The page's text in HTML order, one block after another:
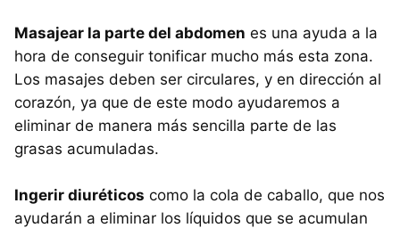
Masajear la parte del abdomen es una ayuda a la
hora de conseguir tonificar mucho más esta zona.
Los masajes deben ser circulares, y en dirección al
corazón, ya que de este modo ayudaremos a
eliminar de manera más sencilla parte de las
grasas acumuladas.
Ingerir diuréticos como la cola de caballo, que nos
ayudarán a eliminar los líquidos que se acumulan